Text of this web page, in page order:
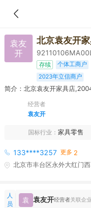
袁友
开
北京袁友开
存续 个体工商户
2023年立信商户
经营者
袁友开
国标行业 家具零售
133****3257 更多 2
人
员
袁 袁友开经营者关联企业